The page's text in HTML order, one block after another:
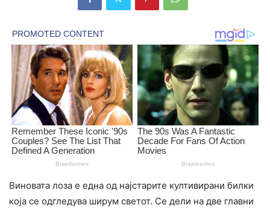
Виновата лоза е една од најстарите култивирани билки
која се одгледува ширум светот. Се дели на две главни